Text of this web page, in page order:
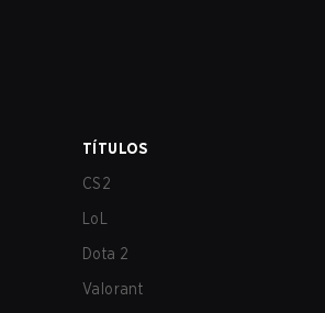
TÍTULOS
CS2
LoL
Dota 2
Valorant